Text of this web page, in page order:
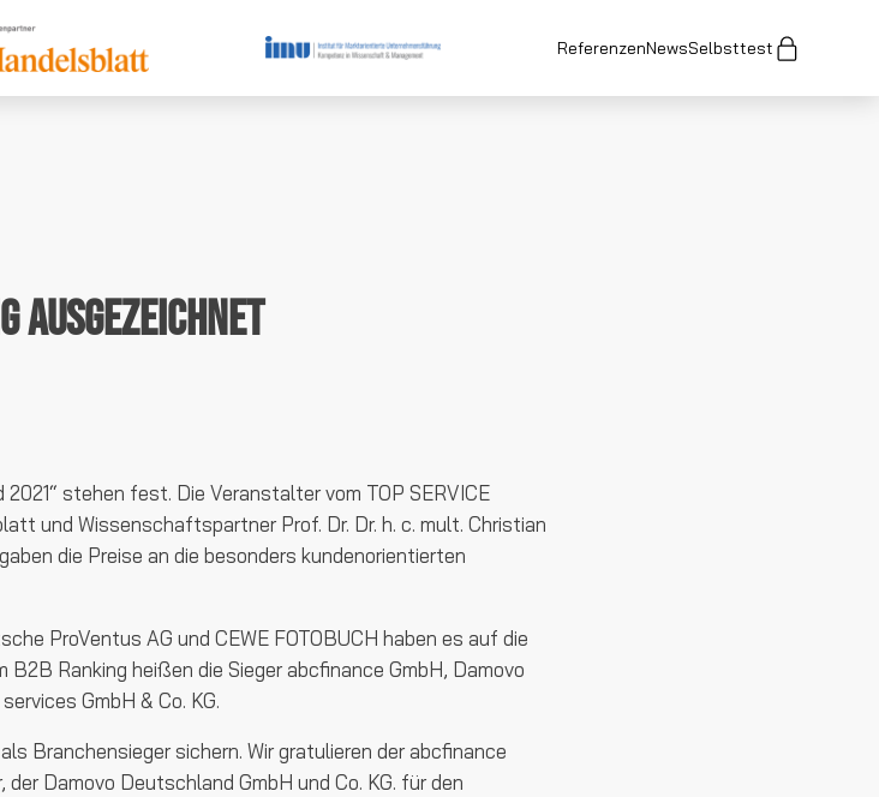
ReferenzenNewsSelbsttest
ausgezeichnet
stehen fest. Die Veranstalter vom TOP SERVICE
und Wissenschaftspartner Prof. Dr. Dr. h. c. mult. Christian
die Preise an die besonders kundenorientierten
ProVentus AG und CEWE FOTOBUCH haben es auf die
Ranking heißen die Sieger abcfinance GmbH, Damovo
GmbH & Co. KG.
Branchensieger sichern. Wir gratulieren der abcfinance
Damovo Deutschland GmbH und Co. KG. für den